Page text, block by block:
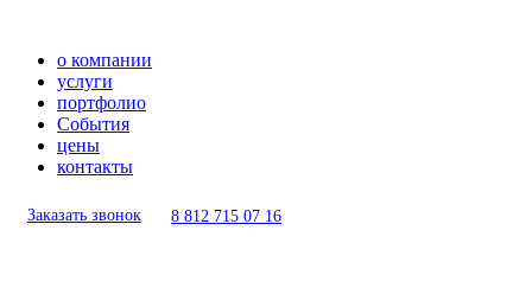
о компании
услуги
портфолио
События
цены
контакты
Заказать звонок 8 812 715 07 16